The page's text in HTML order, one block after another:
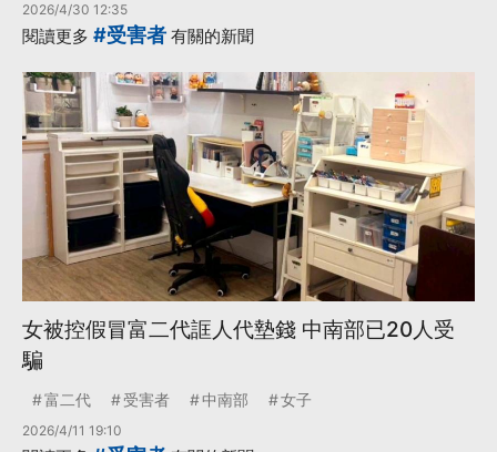
2026/4/30 12:35
閱讀更多 #受害者 有關的新聞
女被控假冒富二代誆人代墊錢 中南部已20人受
騙
富二代 受害者 中南部 女子
2026/4/11 19:10